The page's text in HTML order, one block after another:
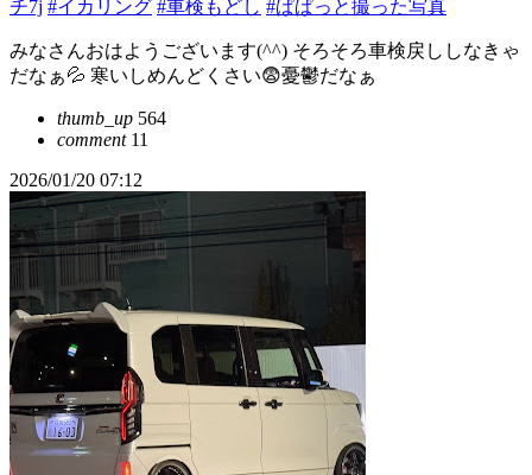
チ7j #イカリング #車検もどし #ぱぱっと撮った写真
みなさんおはようございます(^^) そろそろ車検戻ししなきゃ
だなぁ💦 寒いしめんどくさい😨憂鬱だなぁ
thumb_up 564
comment11
2026/01/20 07:12